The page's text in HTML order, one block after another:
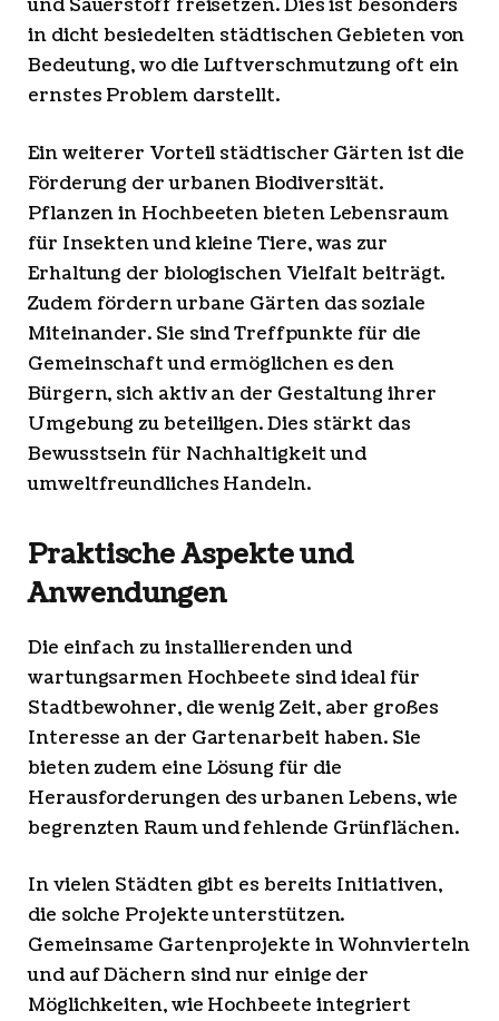
und Sauerstoff freisetzen. Dies ist besonders
in dicht besiedelten städtischen Gebieten von
Bedeutung, wo die Luftverschmutzung oft ein
ernstes Problem darstellt.
Ein weiterer Vorteil städtischer Gärten ist die
Förderung der urbanen Biodiversität.
Pflanzen in Hochbeeten bieten Lebensraum
für Insekten und kleine Tiere, was zur
Erhaltung der biologischen Vielfalt beiträgt.
Zudem fördern urbane Gärten das soziale
Miteinander. Sie sind Treffpunkte für die
Gemeinschaft und ermöglichen es den
Bürgern, sich aktiv an der Gestaltung ihrer
Umgebung zu beteiligen. Dies stärkt das
Bewusstsein für Nachhaltigkeit und
umweltfreundliches Handeln.
Praktische Aspekte und
Anwendungen
Die einfach zu installierenden und
wartungsarmen Hochbeete sind ideal für
Stadtbewohner, die wenig Zeit, aber großes
Interesse an der Gartenarbeit haben. Sie
bieten zudem eine Lösung für die
Herausforderungen des urbanen Lebens, wie
begrenzten Raum und fehlende Grünflächen.
In vielen Städten gibt es bereits Initiativen,
die solche Projekte unterstützen.
Gemeinsame Gartenprojekte in Wohnvierteln
und auf Dächern sind nur einige der
Möglichkeiten, wie Hochbeete integriert